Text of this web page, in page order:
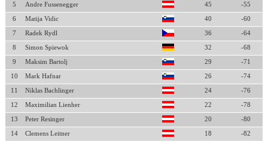
5 Andre Fussenegger 45 -55
6 Matija Vidic 40 -60
7 Radek Rydl 36 -64
8 Simon Spiewok 32 -68
9 Maksim Bartolj 29 -71
10 Mark Hafnar 26 -74
11 Niklas Bachlinger 24 -76
12 Maximilian Lienher 22 -78
13 Peter Resinger 20 -80
14 Clemens Leitner 18 -82